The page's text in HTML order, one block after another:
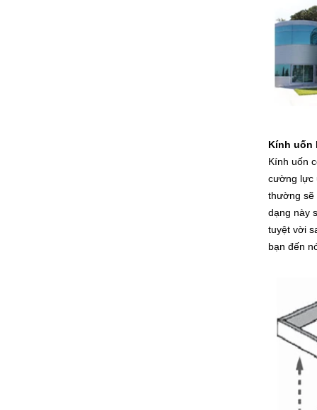
Kính uốn
Kính uốn
cường lực
thường sẽ
dạng này
tuyệt vời
bạn đến